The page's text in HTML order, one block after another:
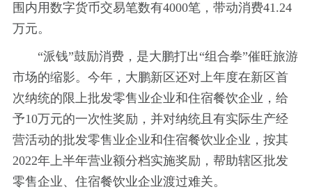
围内用数字货币交易笔数有4000笔，带动消费41.24
万元。
“派钱”鼓励消费，是大鹏打出“组合拳”催旺旅游
市场的缩影。今年，大鹏新区还对上年度在新区首
次纳统的限上批发零售业企业和住宿餐饮企业，给
予10万元的一次性奖励，并对纳统且有实际生产经
营活动的批发零售业企业和住宿餐饮业企业，按其
2022年上半年营业额分档实施奖励，帮助辖区批发
零售企业、住宿餐饮业企业渡过难关。